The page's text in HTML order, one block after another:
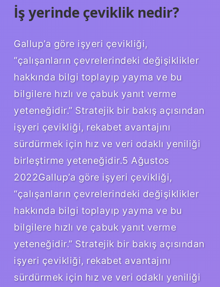
İş yerinde çeviklik nedir?
Gallup’a göre işyeri çevikliği,
“çalışanların çevrelerindeki değişiklikler
hakkında bilgi toplayıp yayma ve bu
bilgilere hızlı ve çabuk yanıt verme
yeteneğidir.” Stratejik bir bakış açısından
işyeri çevikliği, rekabet avantajını
sürdürmek için hız ve veri odaklı yeniliği
birleştirme yeteneğidir.5 Ağustos
2022Gallup’a göre işyeri çevikliği,
“çalışanların çevrelerindeki değişiklikler
hakkında bilgi toplayıp yayma ve bu
bilgilere hızlı ve çabuk yanıt verme
yeteneğidir.” Stratejik bir bakış açısından
işyeri çevikliği, rekabet avantajını
sürdürmek için hız ve veri odaklı yeniliği